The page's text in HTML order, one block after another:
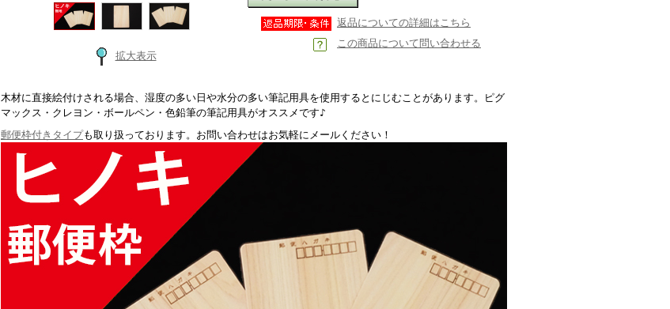
拡大表示
返品についての詳細はこちら
この商品について問い合わせる
木材に直接絵付けされる場合、湿度の多い日や水分の多い筆記用具を使用するとにじむことがあります。ピグ
マックス・クレヨン・ボールペン・色鉛筆の筆記用具がオススメです♪
郵便枠付きタイプも取り扱っております。お問い合わせはお気軽にメールください！